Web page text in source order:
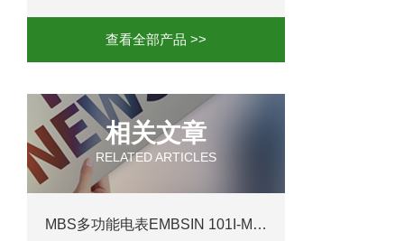
mini motor电机MC230P3T 20- B参数
AC-motoren交流电机FCA 132S-4/
AC-motoren交流电机ACM 160M-4参
查看全部产品 >>
相关文章
RELATED ARTICLES
MBS多功能电表EMBSIN 101I-M1B2A0: 精确测量交流电